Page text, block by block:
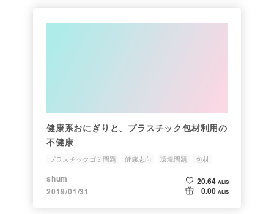
健康系おにぎりと、プラスチック包材利用の
不健康
プラスチックゴミ問題 健康志向 環境問題
包材
リサイクル
shum
2019/01/31
20.64 ALIS
0.00 ALIS